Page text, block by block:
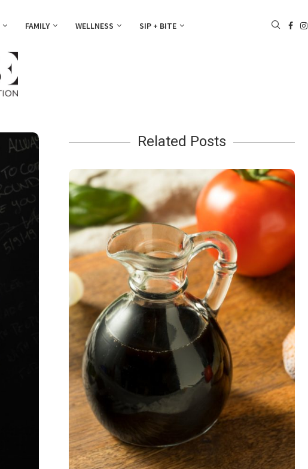
FAMILY WELLNESS SIP + BITE
Related Posts